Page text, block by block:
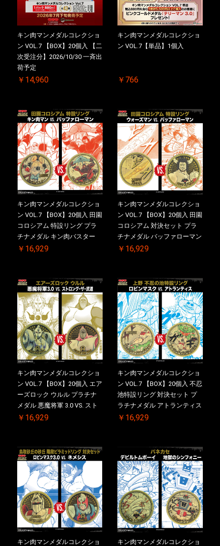
キン肉マンメダルコレクショ
ン VOL.7 【BOX】20個入 【二
次受注分】2026/10/30 一斉出
荷予定
￥14,960
キン肉マンメダルコレクショ
ン VOL.7【単品】1個入
￥766
キン肉マンメダルコレクショ
ン VOL.7 【BOX】20個入 田園
コロシアム 特設リング プラ
チナメダル キン肉バスター
VS. キン肉バスターやぶり ケ
【二次受注分】2026/10/30 一
斉出荷予定
￥16,929
キン肉マンメダルコレクショ
ン VOL.7 【BOX】20個入 田園
コロシアム 対決セット プラ
チナメダル バッファローマン
2.0 顎髭 Ver. VS. 光の矢 ケー
【二次受注分】2026/10/30 一
斉出荷予定
￥16,929
キン肉マンメダルコレクショ
ン VOL.7 【BOX】20個入 エア
ーズロック ウルル プラチナ
メダル 悪魔将軍 3.0 VS. スト
ロング・ザ・武道【初回購入
2026/10/30 一斉出荷予定
￥16,929
キン肉マンメダルコレクショ
ン VOL.7 【BOX】20個入 不忍
池特設リング 対決セット プ
ラチナメダル アトランティス
ドライバー VS.ネックカット
メダル(非売品)付
￥16,929
キン肉マンメダルコレクショ
キン肉マンメダルコレクショ